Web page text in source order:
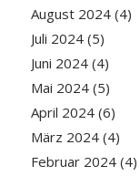
August 2024(4)
Juli 2024(5)
Juni 2024(4)
Mai 2024(5)
April 2024(6)
März 2024(4)
Februar 2024(4)